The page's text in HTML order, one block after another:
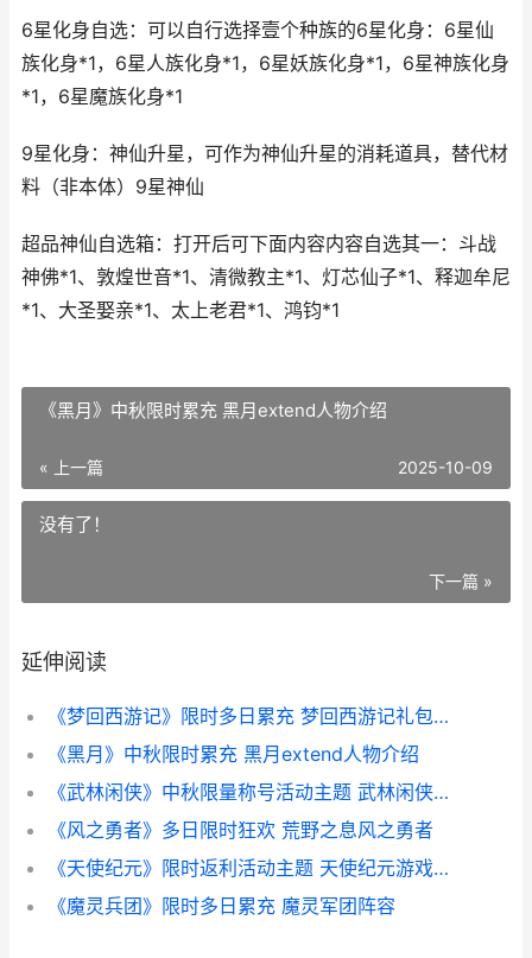
6星化身自选：可以自行选择壹个种族的6星化身：6星仙
族化身*1，6星人族化身*1，6星妖族化身*1，6星神族化身
*1，6星魔族化身*1
9星化身：神仙升星，可作为神仙升星的消耗道具，替代材
料（非本体）9星神仙
超品神仙自选箱：打开后可下面内容内容自选其一：斗战
神佛*1、敦煌世音*1、清微教主*1、灯芯仙子*1、释迦牟尼
*1、大圣娶亲*1、太上老君*1、鸿钧*1
《黑月》中秋限时累充 黑月extend人物介绍
« 上一篇 2025-10-09
没有了！
下一篇 »
延伸阅读
《梦回西游记》限时多日累充 梦回西游记礼包兑换码
《黑月》中秋限时累充 黑月extend人物介绍
《武林闲侠》中秋限量称号活动主题 武林闲侠百度贴吧
《风之勇者》多日限时狂欢 荒野之息风之勇者
《天使纪元》限时返利活动主题 天使纪元游戏视频
《魔灵兵团》限时多日累充 魔灵军团阵容